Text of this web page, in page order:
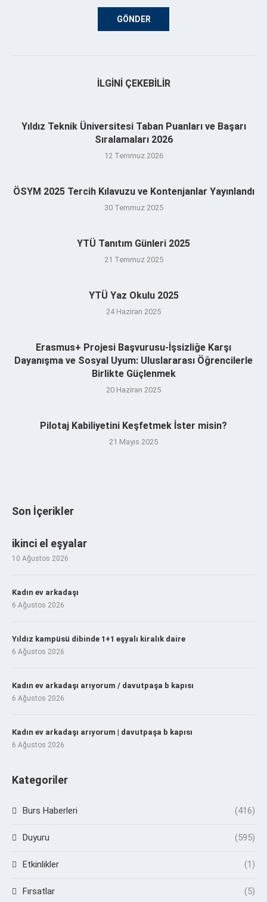
İLGINI ÇEKEBILIR
Yıldız Teknik Üniversitesi Taban Puanları ve Başarı
Sıralamaları 2026
12 Temmuz 2026
ÖSYM 2025 Tercih Kılavuzu ve Kontenjanlar Yayınlandı
30 Temmuz 2025
YTÜ Tanıtım Günleri 2025
21 Temmuz 2025
YTÜ Yaz Okulu 2025
24 Haziran 2025
Erasmus+ Projesi Başvurusu-İşsizliğe Karşı
Dayanışma ve Sosyal Uyum: Uluslararası Öğrencilerle
Birlikte Güçlenmek
20 Haziran 2025
Pilotaj Kabiliyetini Keşfetmek İster misin?
21 Mayıs 2025
Son İçerikler
ikinci el eşyalar
10 Ağustos 2026
Kadın ev arkadaşı
6 Ağustos 2026
Yıldız kampüsü dibinde 1+1 eşyalı kiralık daire
6 Ağustos 2026
Kadın ev arkadaşı arıyorum / davutpaşa b kapısı
6 Ağustos 2026
Kadın ev arkadaşı arıyorum | davutpaşa b kapısı
6 Ağustos 2026
Kategoriler
Burs Haberleri (416)
Duyuru (595)
Etkinlikler (1)
Fırsatlar (5)